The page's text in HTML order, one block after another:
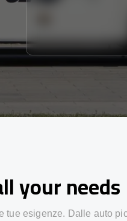
your needs
tue esigenze. Dalle auto